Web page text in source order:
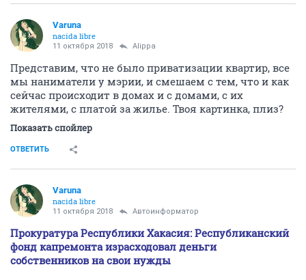
Varuna
nacida libre
11 октября 2018 Alippa
Представим, что не было приватизации квартир, все
мы наниматели у мэрии, и смешаем с тем, что и как
сейчас происходит в домах и с домами, с их
жителями, с платой за жилье. Твоя картинка, плиз?
Показать спойлер
ОТВЕТИТЬ
Varuna
nacida libre
11 октября 2018 Автоинформатор
Прокуратура Республики Хакасия: Республиканский
фонд капремонта израсходовал деньги
собственников на свои нужды